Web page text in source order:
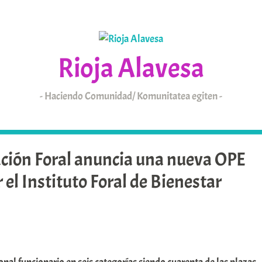
Rioja Alavesa
Haciendo Comunidad/ Komunitatea egiten
Foral anuncia una nueva OPE
el Instituto Foral de Bienestar